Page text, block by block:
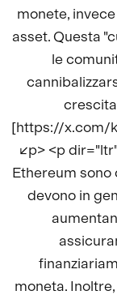
monete,
asset. Questa
le
[https://x.com/
</p> <p
Ethereum
devono in
moneta.